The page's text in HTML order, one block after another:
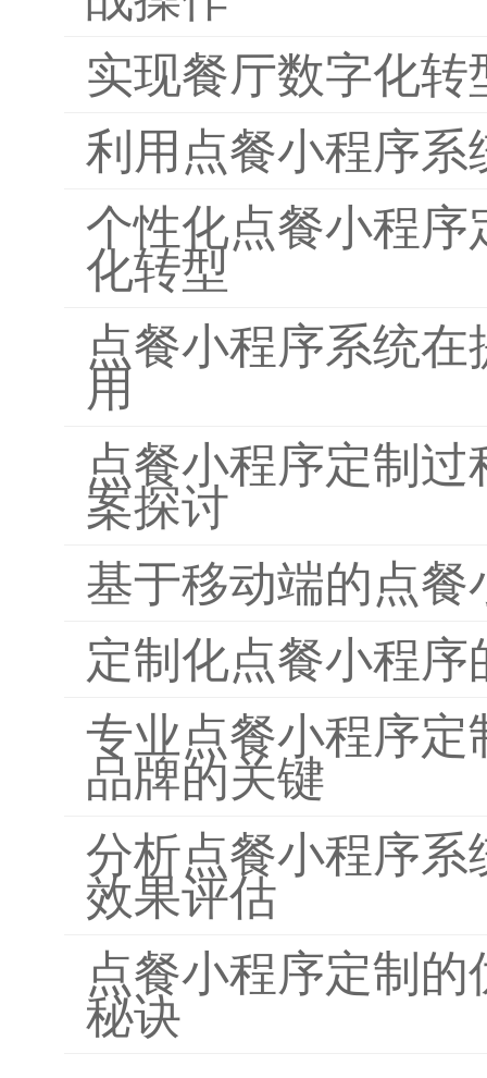
实现餐厅数字化
利用点餐小程序
个性化点餐小程
化转型
点餐小程序系统
用
点餐小程序定制
案探讨
基于移动端的点餐
定制化点餐小程
专业点餐小程序
品牌的关键
分析点餐小程序
效果评估
点餐小程序定制
秘诀